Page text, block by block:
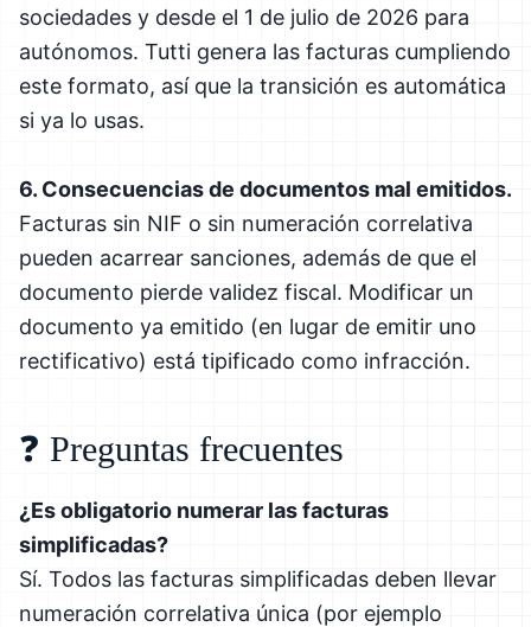
sociedades y desde el 1 de julio de 2026 para
autónomos. Tutti genera las facturas cumpliendo
este formato, así que la transición es automática
si ya lo usas.
6. Consecuencias de documentos mal emitidos.
Facturas sin NIF o sin numeración correlativa
pueden acarrear sanciones, además de que el
documento pierde validez fiscal. Modificar un
documento ya emitido (en lugar de emitir uno
rectificativo) está tipificado como infracción.
❓ Preguntas frecuentes
¿Es obligatorio numerar las facturas
simplificadas?
Sí. Todos las facturas simplificadas deben llevar
numeración correlativa única (por ejemplo